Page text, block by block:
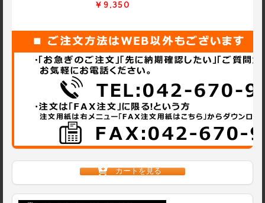
￥9,350
カートを見る